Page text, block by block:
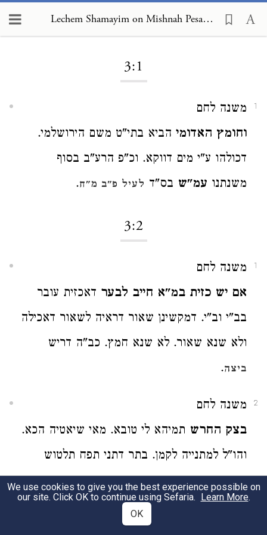
Lechem Shamayim on Mishnah Pesachim 3:1
3:1
1
משנה לחם
וחומץ האדומי הביא בתי"ט משם הירושלמי.
דכולהו ע"י מים דווקא. וכ"פ הרע"ב בסוף
משנתנו עמ"ש בס"ד לעיל פ"ב מ"ח.
3:2
1
משנה לחם
אם יש כזית במ"א חייב לבער דאכזית עובר
בב"י וב"י. דמקשינן שאור דראיה לשאור דאכילה
ולא שנא שאור. לא שנא חמץ. כב"ה דריש
ביצה.
2
משנה לחם
בצק החרש תמיהא לי טובא. מאי שיאטיה הכא.
והו"ל למתנייה לקמן. בתר דתני תפח תלטוש
בצונן. דאיירי בשעור חימוץ. וכדתנן נמי דין
שיאור וסידוק. התם שייך נמי הך דינא. ולמאי
We use cookies to give you the best experience possible on
our site. Click OK to continue using Sefaria. Learn More.
OK